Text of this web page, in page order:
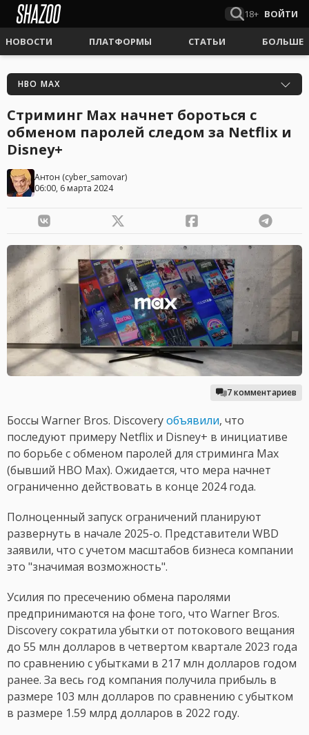
18+ ВОЙТИ
НОВОСТИ ПЛАТФОРМЫ СТАТЬИ БОЛЬШЕ
HBO MAX
Стриминг Max начнет бороться с
обменом паролей следом за Netflix и
Disney+
Антон (cyber_samovar)
06:00, 6 марта 2024
7 комментариев
Боссы Warner Bros. Discoveryобъявили, что
последуют примеру Netflix и Disney+ в инициативе
по борьбе с обменом паролей для стриминга Max
(бывший HBO Max). Ожидается, что мера начнет
ограниченно действовать в конце 2024 года.
Полноценный запуск ограничений планируют
развернуть в начале 2025-о. Представители WBD
заявили, что с учетом масштабов бизнеса компании
это "значимая возможность".
Усилия по пресечению обмена паролями
предпринимаются на фоне того, что Warner Bros.
Discovery сократила убытки от потокового вещания
до 55 млн долларов в четвертом квартале 2023 года
по сравнению с убытками в 217 млн долларов годом
ранее. За весь год компания получила прибыль в
размере 103 млн долларов по сравнению с убытком
в размере 1.59 млрд долларов в 2022 году.